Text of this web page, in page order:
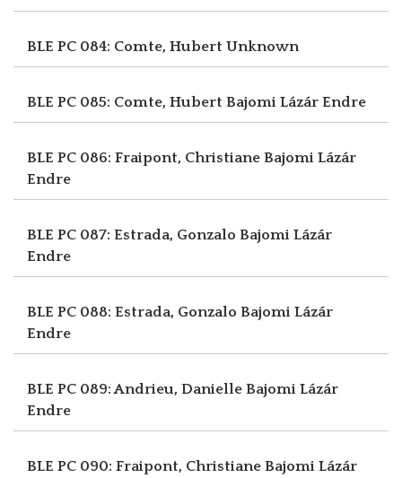
BLE PC 084: Comte, Hubert Unknown
BLE PC 085: Comte, Hubert Bajomi Lázár Endre
BLE PC 086: Fraipont, Christiane Bajomi Lázár
Endre
BLE PC 087: Estrada, Gonzalo Bajomi Lázár
Endre
BLE PC 088: Estrada, Gonzalo Bajomi Lázár
Endre
BLE PC 089: Andrieu, Danielle Bajomi Lázár
Endre
BLE PC 090: Fraipont, Christiane Bajomi Lázár